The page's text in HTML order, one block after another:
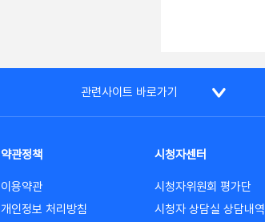
관련사이트 바로가기
약관정책
이용약관
개인정보 처리방침
시청자센터
시청자위원회 평가단
시청자 상담실 상담내역